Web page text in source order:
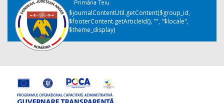
Primăria Teiu
$journalContentUtil.getContent($group_id,
$footerContent.getArticleId(), "", "$locale",
$theme_display)